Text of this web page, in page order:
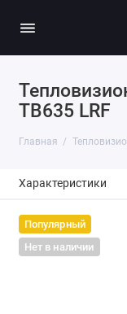
TB635 LRF
Главная
Характеристики
Популярный
Нет в наличии